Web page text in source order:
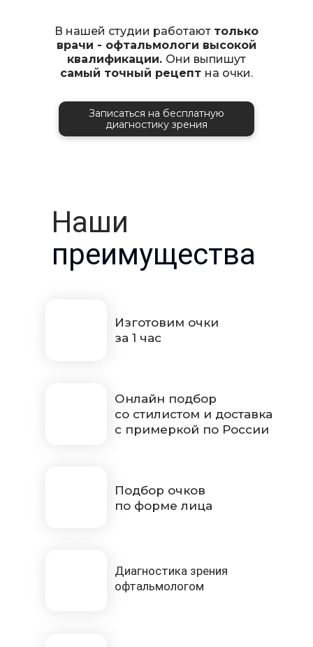
В нашей студии работают только
врачи - офтальмологи высокой
квалификации. Они выпишут
самый точный рецепт на очки.
Записаться на бесплатную
диагностику зрения
Наши
преимущества
Изготовим очки
за 1 час
Подбор очков
по форме лица
Онлайн подбор
со стилистом и доставка
с примеркой по России
Диагностика зрения
офтальмологом